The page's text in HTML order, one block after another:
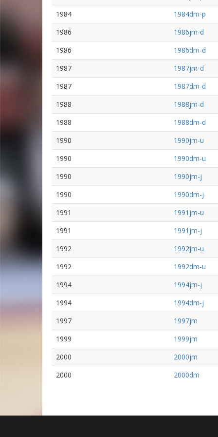
1984
1984dm-p
1986
1986jm-d
1986
1986dm-d
1987
1987jm-d
1987
1987dm-d
1988
1988jm-d
1988
1988dm-d
1990
1990jm-u
1990
1990dm-u
1990
1990jm-j
1990
1990dm-j
1991
1991jm-u
1991
1991jm-j
1992
1992jm-u
1992
1992dm-u
1994
1994jm-j
1994
1994dm-j
1997
1997jm
1999
1999jm
2000
2000jm
2000
2000dm